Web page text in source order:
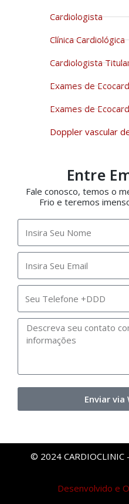
Cardiologista
Clínica Cardiológica
Cardiologista
Exames de
Exames de
Doppler vascular
Entre
Fale conosco, temos o
Frio e teremos
Enviar via
© 2024 CARDIOCLINIC
Desenvolvido e